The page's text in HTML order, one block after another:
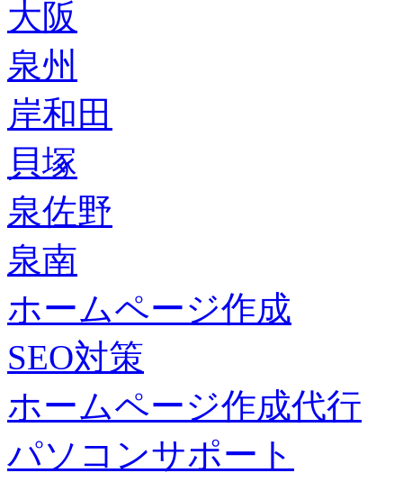
大阪
泉州
岸和田
貝塚
泉佐野
泉南
ホームページ作成
SEO対策
ホームページ作成代行
パソコンサポート